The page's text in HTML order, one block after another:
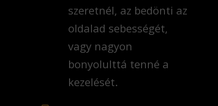
szeretnél, az bedönti az
oldalad sebességét,
vagy nagyon
bonyolulttá tenné a
kezelését.